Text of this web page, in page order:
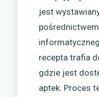
jest
recepta trafia
gdzie jest
aptek. Proces